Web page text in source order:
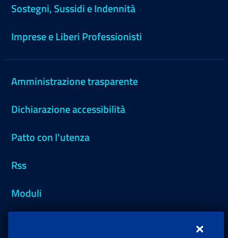
Sostegni, Sussidi e Indennità
Imprese e Liberi Professionisti
Amministrazione trasparente
Dichiarazione accessibilità
Patto con l'utenza
Rss
Moduli